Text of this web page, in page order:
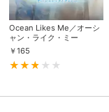
決済方法変更
購入明細
Ocean Likes Me／オーシ
ャン・ライク・ミー
￥165